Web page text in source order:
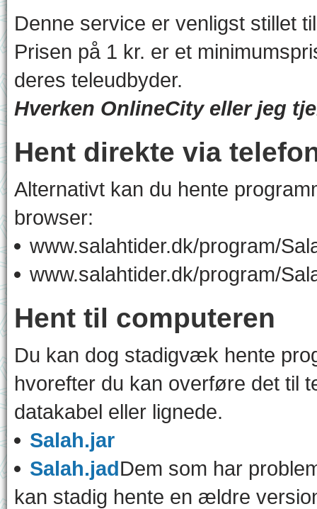
Denne service er venligst stillet
Prisen på 1 kr. er et
deres teleudbyder.
Hverken OnlineCity eller jeg
Hent direkte via
Alternativt kan du hente
browser:
www.salahtider.dk/program/
www.salahtider.dk/program/
Hent til computeren
Du kan dog stadigvæk hente
hvorefter du kan overføre det til
datakabel eller lignede.
Salah.jar
Salah.jadDem som har
kan stadig hente en ældre